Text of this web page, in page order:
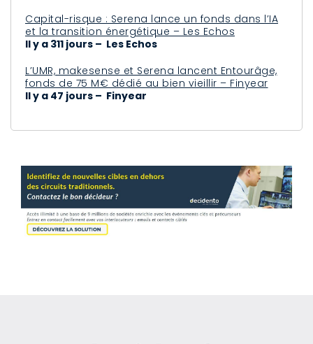
Capital-risque : Serena lance un fonds dans l’IA
et la transition énergétique – Les Echos
Il y a 311 jours – Les Echos
L’UMR, makesense et Serena lancent Entourâge,
fonds de 75 M€ dédié au bien vieillir – Finyear
Il y a 47 jours – Finyear